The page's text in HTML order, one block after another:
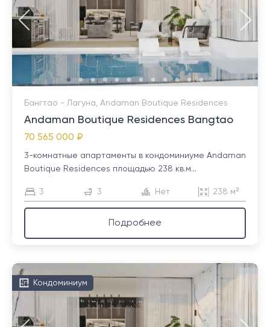
Бангтао - Лагуна, Andaman Boutique Residences
Andaman Boutique Residences Bangtao
70 565 000 ₽
3-комнатные апартаменты в кондоминиуме Andaman
Boutique Residences площадью 238 кв.м...
3 3 Нет 238 м²
Подробнее
Кондоминиум